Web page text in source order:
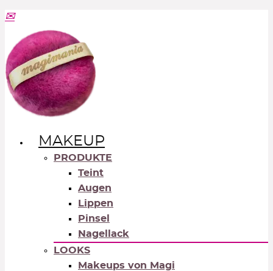
MAKEUP
PRODUKTE
Teint
Augen
Lippen
Pinsel
Nagellack
LOOKS
Makeups von Magi